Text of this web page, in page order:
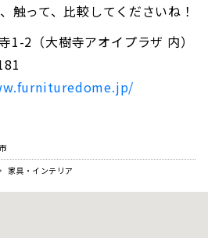
触って、比較してくださいね！
1-2（大樹寺アオイプラザ 内）
家具・インテリア